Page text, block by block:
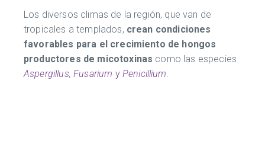
Los diversos climas de la región, que van de
tropicales a templados, crean condiciones
favorables para el crecimiento de hongos
productores de micotoxinas como las especies
Aspergillus, Fusarium yPenicillium.